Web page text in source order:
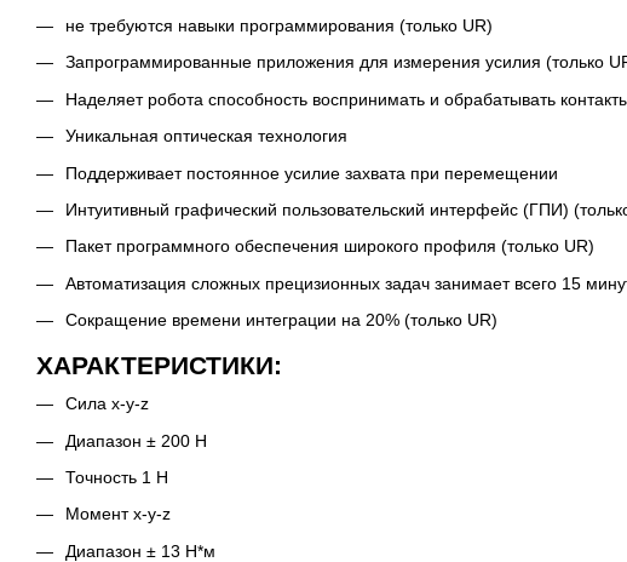
не требуются навыки программирования (только UR)
Запрограммированные приложения для измерения усилия (только
Наделяет робота способность воспринимать и обрабатывать
Уникальная оптическая технология
Поддерживает постоянное усилие захвата при перемещении
Интуитивный графический пользовательский интерфейс (ГПИ)
Пакет программного обеспечения широкого профиля (только UR)
Автоматизация сложных прецизионных задач занимает всего 15
Сокращение времени интеграции на 20% (только UR)
ХАРАКТЕРИСТИКИ:
Сила x-y-z
Диапазон ± 200 Н
Точность 1 Н
Момент x-y-z
Диапазон ± 13 Н*м